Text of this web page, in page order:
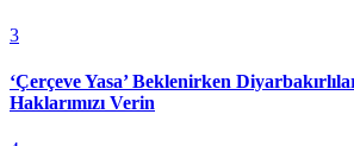
3
‘Çerçeve Yasa’ Beklenirken
Haklarımızı Verin